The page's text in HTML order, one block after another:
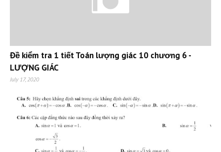
Đề kiểm tra 1 tiết Toán lượng giác 10 chương 6 -
LƯỢNG GIÁC
July 17, 2020